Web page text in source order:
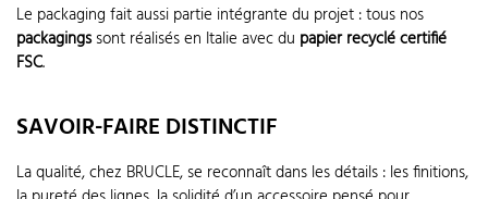
Le packaging fait aussi partie intégrante du projet : tous nos
packagingssont réalisés en Italie avec du papier recyclé certifié
FSC.
SAVOIR-FAIRE DISTINCTIF
La qualité, chez BRUCLE, se reconnaît dans les détails : les finitions,